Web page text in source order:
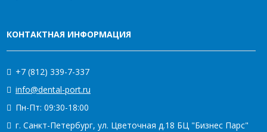
КОНТАКТНАЯ ИНФОРМАЦИЯ
+7 (812) 339-7-337
info@dental-port.ru
Пн-Пт: 09:30-18:00
г. Санкт-Петербург, ул. Цветочная д.18 БЦ "Бизнес Парс"